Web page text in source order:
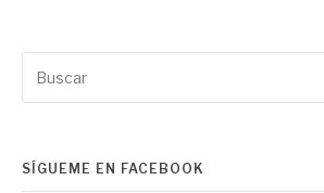
por:
SÍGUEME EN FACEBOOK